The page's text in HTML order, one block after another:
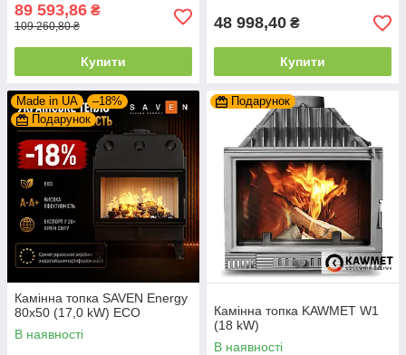
89 593,86 ₴
109 260,80 ₴
Купити
48 998,40 ₴
Купити
Made in UA
–18%
Подарунок
Камінна топка SAVEN Energy
80х50 (17,0 kW) ECO
В наявності
Подарунок
Камінна топка KAWMET W1
(18 kW)
В наявності